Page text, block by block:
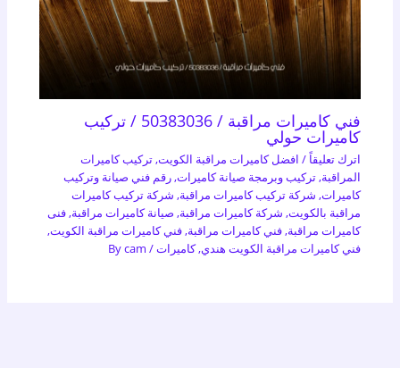
فني كاميرات مراقبة / 50383036 / تركيب
كاميرات حولي
اترك تعليقاً/ افضل كاميرات مراقبة الكويت,تركيب كاميرات
المراقبة,تركيب وبرمجة صيانة كاميرات,رقم فني صيانة وتركيب
كاميرات, شركة تركيب كاميرات مراقبة, شركة تركيب كاميرات
مراقبة بالكويت, شركة كاميرات مراقبة, صيانة كاميرات مراقبة,فنى
كاميرات مراقبة,فني كاميرات مراقبة,فني كاميرات مراقبة الكويت,
فني كاميرات مراقبة الكويت هندي,كاميرات/ By
cam